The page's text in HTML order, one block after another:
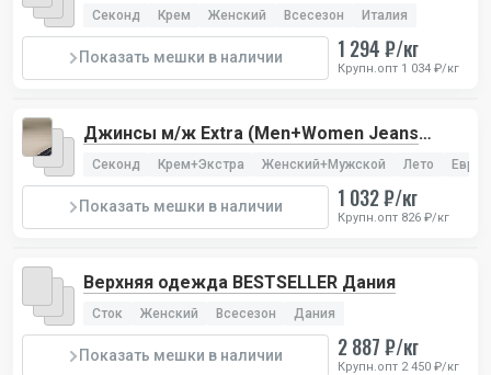
Секонд Крем Женский Всесезон Италия
Показать мешки в наличии 1 294 ₽/кг
Крупн.опт 1 034 ₽/кг
Джинсы м/ж Extra (Men+Women Jeans
Extra), 1 лот
Секонд Крем+Экстра Женский+Мужской Лето
Показать мешки в наличии 1 032 ₽/кг
Крупн.опт 826 ₽/кг
Верхняя одежда BESTSELLER Дания
Сток Женский Всесезон Дания
Показать мешки в наличии 2 887 ₽/кг
Крупн.опт 2 450 ₽/кг